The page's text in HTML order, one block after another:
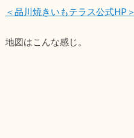
＜品川焼きいもテラス公式HP＞
地図はこんな感じ。